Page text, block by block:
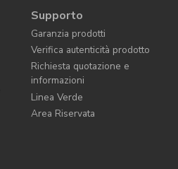
Supporto
Garanzia prodotti
Verifica autenticità prodotto
Richiesta quotazione e
informazioni
Linea Verde
Area Riservata